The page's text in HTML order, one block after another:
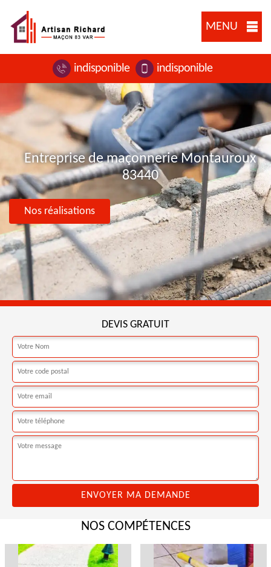
MENU
indisponible indisponible
Entreprise de maçonnerie Montauroux
83440
Nos réalisations
DEVIS GRATUIT
NOS COMPÉTENCES